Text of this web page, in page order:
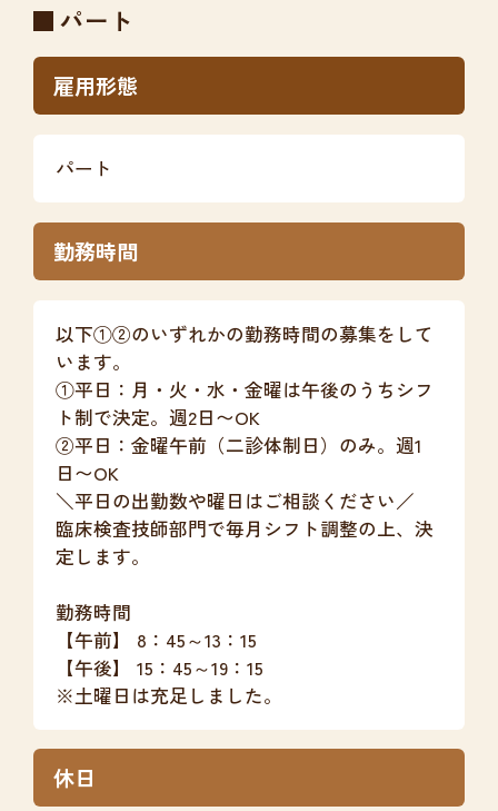
パート
雇用形態
パート
勤務時間
以下①②のいずれかの勤務時間の募集をして
います。
①平日：月・火・水・金曜は午後のうちシフ
ト制で決定。週2日〜OK
②平日：金曜午前（二診体制日）のみ。週1
日〜OK
＼平日の出勤数や曜日はご相談ください／
臨床検査技師部門で毎月シフト調整の上、決
定します。
勤務時間
【午前】 8：45～13：15
【午後】15：45～19：15
※土曜日は充足しました。
休日